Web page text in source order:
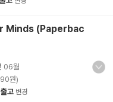
Minds (Paperbac
06월
원)
고 변경